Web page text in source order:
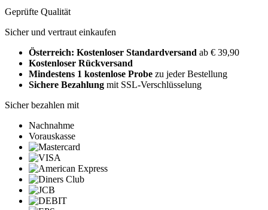
Geprüfte Qualität
Sicher und vertraut einkaufen
Österreich: Kostenloser Standardversand ab € 39,90
Kostenloser Rückversand
Mindestens 1 kostenlose Probe zu jeder Bestellung
Sichere Bezahlung mit SSL-Verschlüsselung
Sicher bezahlen mit
Nachnahme
Vorauskasse